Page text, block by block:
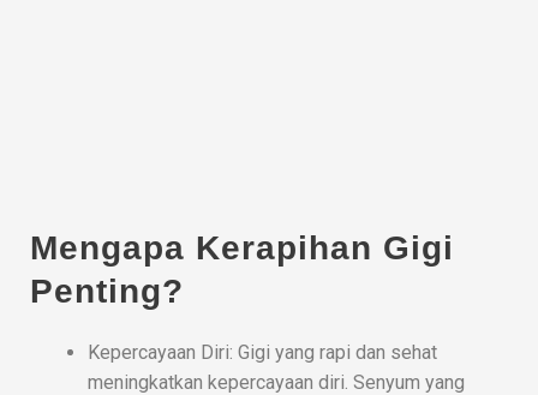
Mengapa Kerapihan Gigi
Penting?
Kepercayaan Diri: Gigi yang rapi dan sehat
meningkatkan kepercayaan diri. Senyum yang